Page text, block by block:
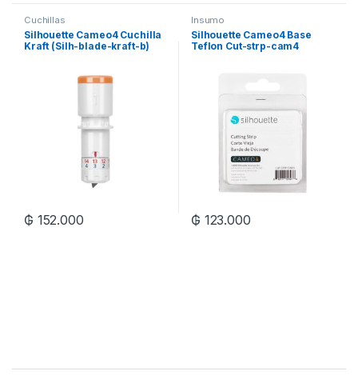
Cuchillas
Silhouette Cameo4 Cuchilla
Kraft (Silh-blade-kraft-b)
₲ 152.000
Insumo
Silhouette Cameo4 Base
Teflon Cut-strp-cam4
₲ 123.000